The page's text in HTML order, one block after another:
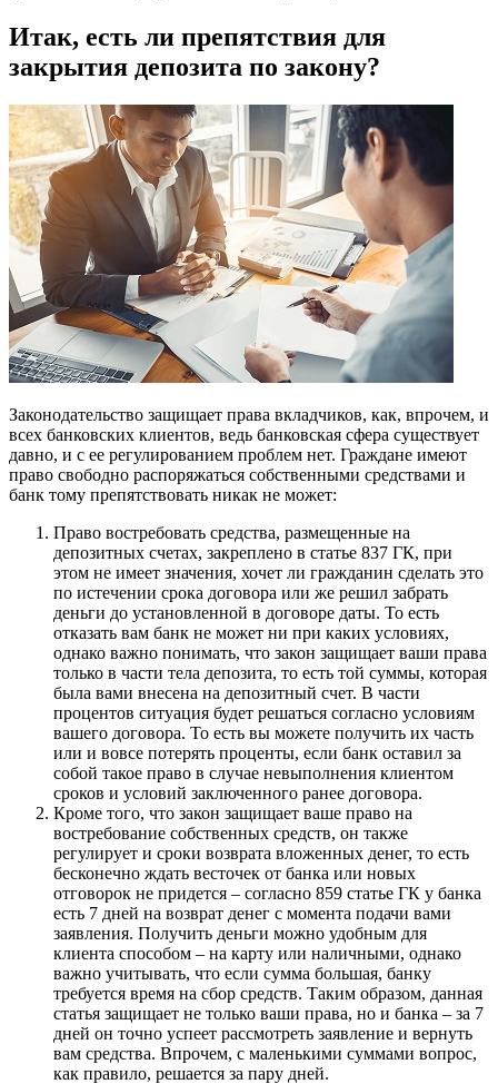
Итак, есть ли препятствия для
закрытия депозита по закону?
Законодательство защищает права вкладчиков, как, впрочем, и
всех банковских клиентов, ведь банковская сфера существует
давно, и с ее регулированием проблем нет. Граждане имеют
право свободно распоряжаться собственными средствами и
банк тому препятствовать никак не может:
Право востребовать средства, размещенные на
депозитных счетах, закреплено в статье 837 ГК, при
этом не имеет значения, хочет ли гражданин сделать это
по истечении срока договора или же решил забрать
деньги до установленной в договоре даты. То есть
отказать вам банк не может ни при каких условиях,
однако важно понимать, что закон защищает ваши права
только в части тела депозита, то есть той суммы, которая
была вами внесена на депозитный счет. В части
процентов ситуация будет решаться согласно условиям
вашего договора. То есть вы можете получить их часть
или и вовсе потерять проценты, если банк оставил за
собой такое право в случае невыполнения клиентом
сроков и условий заключенного ранее договора.
Кроме того, что закон защищает ваше право на
востребование собственных средств, он также
регулирует и сроки возврата вложенных денег, то есть
бесконечно ждать весточек от банка или новых
отговорок не придется – согласно 859 статье ГК у банка
есть 7 дней на возврат денег с момента подачи вами
заявления. Получить деньги можно удобным для
клиента способом – на карту или наличными, однако
важно учитывать, что если сумма большая, банку
требуется время на сбор средств. Таким образом, данная
статья защищает не только ваши права, но и банка – за 7
дней он точно успеет рассмотреть заявление и вернуть
вам средства. Впрочем, с маленькими суммами вопрос,
как правило, решается за пару дней.